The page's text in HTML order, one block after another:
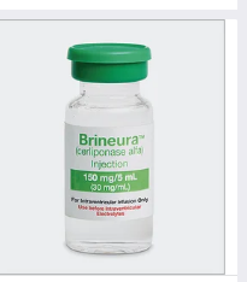
цены
лечения суставов в
и
покупателя.